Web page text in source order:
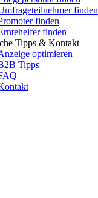
finden
finden
finden
Tipps & Kontakt
optimieren
Tipps